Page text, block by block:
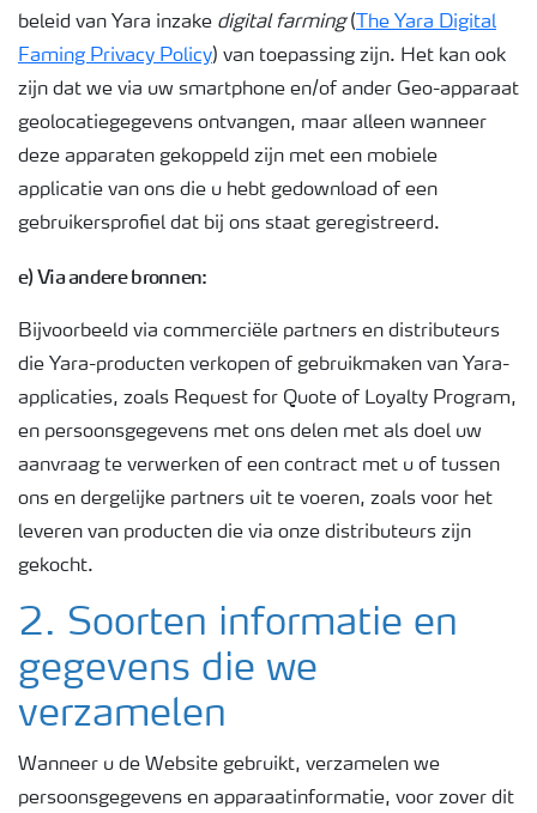
beleid van Yara inzake digital farming( The Yara Digital
Faming Privacy Policy) van toepassing zijn. Het kan ook
zijn dat we via uw smartphone en/of ander Geo-apparaat
geolocatiegegevens ontvangen, maar alleen wanneer
deze apparaten gekoppeld zijn met een mobiele
applicatie van ons die u hebt gedownload of een
gebruikersprofiel dat bij ons staat geregistreerd.
e) Via andere bronnen:
Bijvoorbeeld via commerciële partners en distributeurs
die Yara-producten verkopen of gebruikmaken van Yara-
applicaties, zoals Request for Quote of Loyalty Program,
en persoonsgegevens met ons delen met als doel uw
aanvraag te verwerken of een contract met u of tussen
ons en dergelijke partners uit te voeren, zoals voor het
leveren van producten die via onze distributeurs zijn
gekocht.
2. Soorten informatie en
gegevens die we
verzamelen
Wanneer u de Website gebruikt, verzamelen we
persoonsgegevens en apparaatinformatie, voor zover dit